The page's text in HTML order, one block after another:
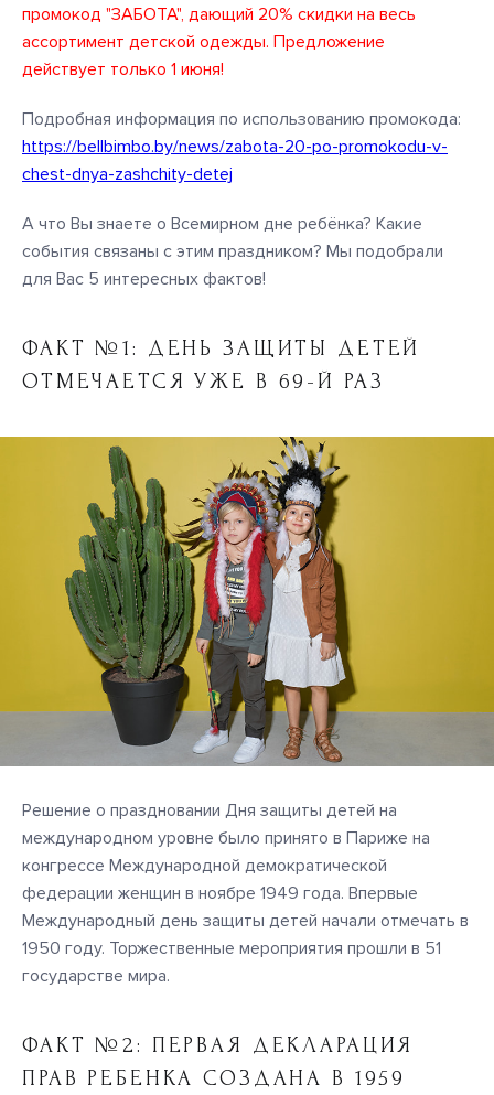
промокод "ЗАБОТА", дающий 20% скидки на весь
ассортимент детской одежды. Предложение
действует только 1 июня!
Подробная информация по использованию промокода:
https://bellbimbo.by/news/zabota-20-po-promokodu-v-
chest-dnya-zashchity-detej
А что Вы знаете о Всемирном дне ребёнка? Какие
события связаны c этим праздником? Мы подобрали
для Вас 5 интересных фактов!
ФАКТ №1: ДЕНЬ ЗАЩИТЫ ДЕТЕЙ
ОТМЕЧАЕТСЯ УЖЕ В 69-Й РАЗ
Решение о праздновании Дня защиты детей на
международном уровне было принято в Париже на
конгрессе Международной демократической
федерации женщин в ноябре 1949 года. Впервые
Международный день защиты детей начали отмечать в
1950 году. Торжественные мероприятия прошли в 51
государстве мира.
ФАКТ №2: ПЕРВАЯ ДЕКЛАРАЦИЯ
ПРАВ РЕБЕНКА СОЗДАНА В 1959